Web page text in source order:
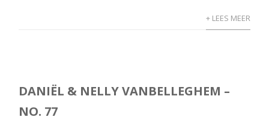
+ LEES MEER
DANIËL & NELLY VANBELLEGHEM –
NO. 77